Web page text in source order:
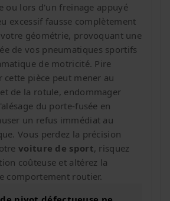
ou lors d'un freinage appuyé
excessif fausse complètement
géométrie, provoquant une
de vos pneumatiques sportifs
de motricité. Pire
cette pièce peut mener au
de la rotule, endommager
du porte-fusée en
un refus immédiat au
Vous perdez la précision
voiture de sport, risquez
coûteuse et altérez la
comportement routier.